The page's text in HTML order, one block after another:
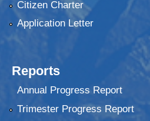
Citizen Charter
Application Letter
Reports
Annual Progress Report
Trimester Progress Report